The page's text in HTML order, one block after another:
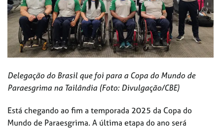
Delegação do Brasil que foi para a Copa do Mundo de
Paraesgrima na Tailândia (Foto: Divulgação/CBE)
Está chegando ao fim a temporada 2025 da Copa do
Mundo de Paraesgrima. A última etapa do ano será